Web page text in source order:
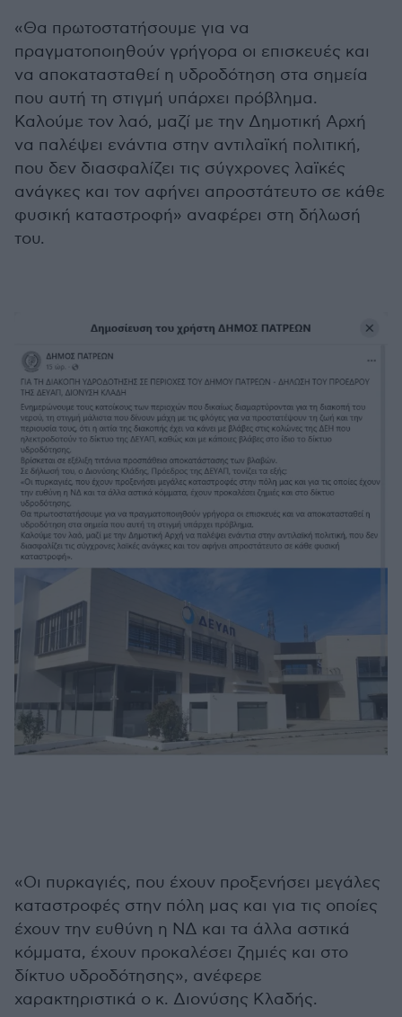
«Θα πρωτοστατήσουμε για να
πραγματοποιηθούν γρήγορα οι επισκευές και
να αποκατασταθεί η υδροδότηση στα σημεία
που αυτή τη στιγμή υπάρχει πρόβλημα.
Καλούμε τον λαό, μαζί με την Δημοτική Αρχή
να παλέψει ενάντια στην αντιλαϊκή πολιτική,
που δεν διασφαλίζει τις σύγχρονες λαϊκές
ανάγκες και τον αφήνει απροστάτευτο σε κάθε
φυσική καταστροφή» αναφέρει στη δήλωσή
του.
«Οι πυρκαγιές, που έχουν προξενήσει μεγάλες
καταστροφές στην πόλη μας και για τις οποίες
έχουν την ευθύνη η ΝΔ και τα άλλα αστικά
κόμματα, έχουν προκαλέσει ζημιές και στο
δίκτυο υδροδότησης», ανέφερε
χαρακτηριστικά ο κ. Διονύσης Κλαδής.